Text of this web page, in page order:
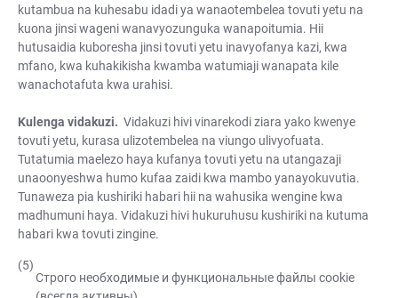
kutambua na kuhesabu idadi ya wanaotembelea tovuti yetu na
kuona jinsi wageni wanavyozunguka wanapoitumia. Hii
hutusaidia kuboresha jinsi tovuti yetu inavyofanya kazi, kwa
mfano, kwa kuhakikisha kwamba watumiaji wanapata kile
wanachotafuta kwa urahisi.
Kulenga vidakuzi. Vidakuzi hivi vinarekodi ziara yako kwenye
tovuti yetu, kurasa ulizotembelea na viungo ulivyofuata.
Tutatumia maelezo haya kufanya tovuti yetu na utangazaji
unaoonyeshwa humo kufaa zaidi kwa mambo yanayokuvutia.
Tunaweza pia kushiriki habari hii na wahusika wengine kwa
madhumuni haya. Vidakuzi hivi hukuruhusu kushiriki na kutuma
habari kwa tovuti zingine.
Строго необходимые и функциональные файлы cookie